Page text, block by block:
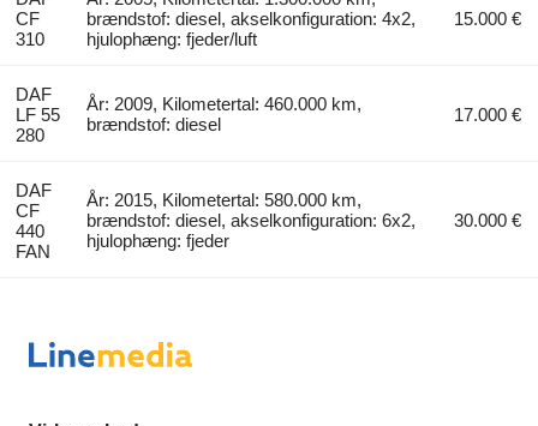
CF
310
brændstof: diesel, akselkonfiguration: 4x2,
hjulophæng: fjeder/luft
15.000 €
DAF
LF 55
280
År: 2009, Kilometertal: 460.000 km,
brændstof: diesel
17.000 €
DAF
CF
440
FAN
År: 2015, Kilometertal: 580.000 km,
brændstof: diesel, akselkonfiguration: 6x2,
hjulophæng: fjeder
30.000 €